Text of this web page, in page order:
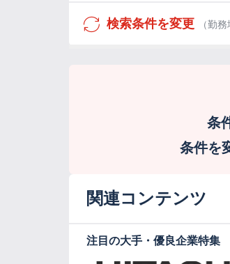
検索条件を変更 （勤
条
条件を
関連コンテンツ
注目の大手・優良企業特集